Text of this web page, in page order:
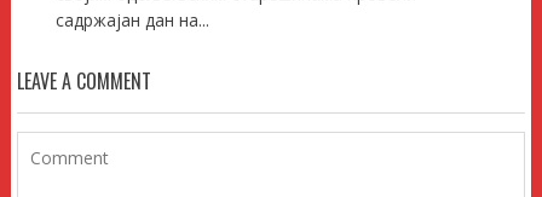
садржајан дан на...
LEAVE A COMMENT